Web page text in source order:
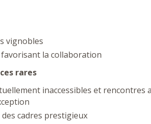
vignobles
la collaboration
rares
inaccessibles et rencontres
cadres prestigieux